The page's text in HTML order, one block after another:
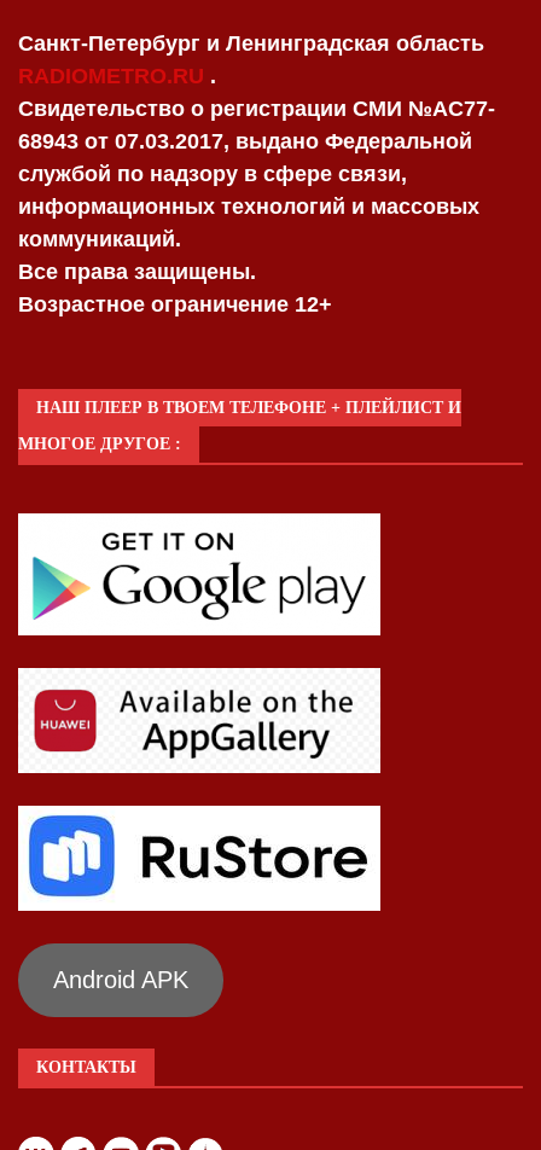
Санкт-Петербург и Ленинградская область
RADIOMETRO.RU .
Свидетельство о регистрации СМИ №AC77-
68943 от 07.03.2017, выдано Федеральной
службой по надзору в сфере связи,
информационных технологий и массовых
коммуникаций.
Все права защищены.
Возрастное ограничение 12+
НАШ ПЛЕЕР В ТВОЕМ ТЕЛЕФОНЕ + ПЛЕЙЛИСТ И
МНОГОЕ ДРУГОЕ :
Android APK
КОНТАКТЫ